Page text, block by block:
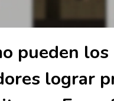
pueden los
lograr